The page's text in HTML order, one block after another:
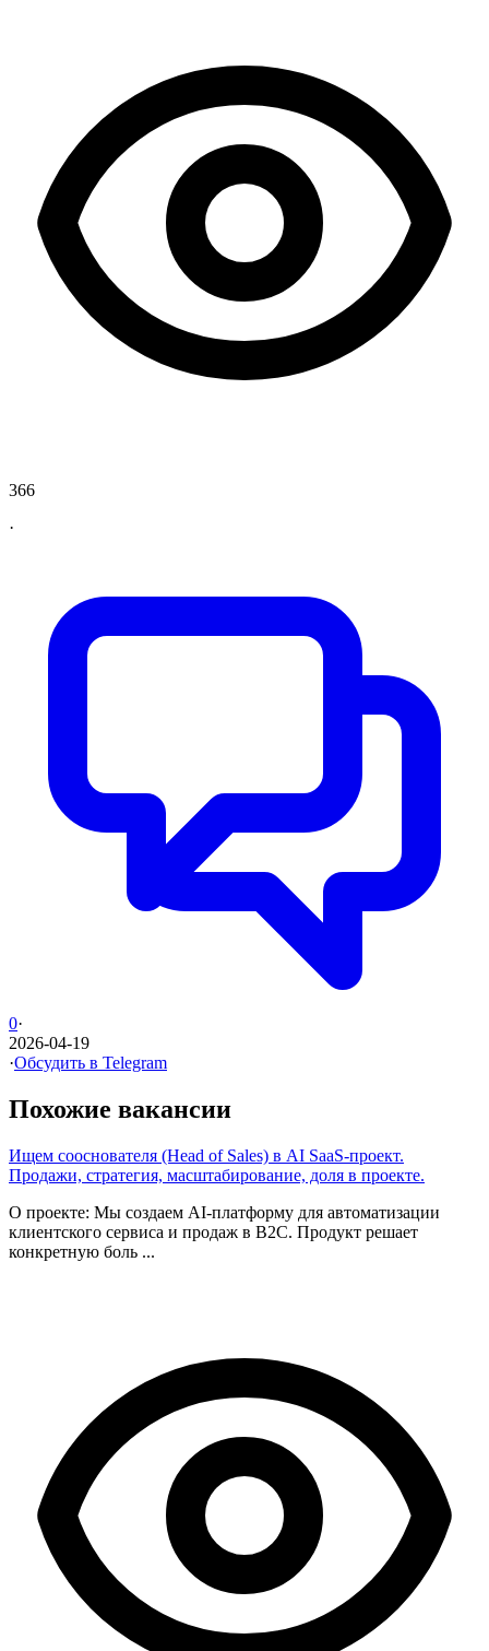
366
·
0·
2026-04-19
·Обсудить в Telegram
Похожие вакансии
Ищем сооснователя (Head of Sales) в AI SaaS-проект.
Продажи, стратегия, масштабирование, доля в проекте.
О проекте: Мы создаем AI-платформу для автоматизации
клиентского сервиса и продаж в B2С. Продукт решает
конкретную боль ...